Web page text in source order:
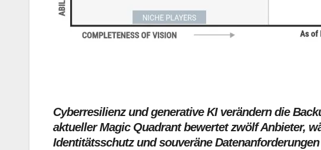
Cyberresilienz und generative KI verändern die
aktueller Magic Quadrant bewertet zwölf Anbieter,
Identitätsschutz und souveräne